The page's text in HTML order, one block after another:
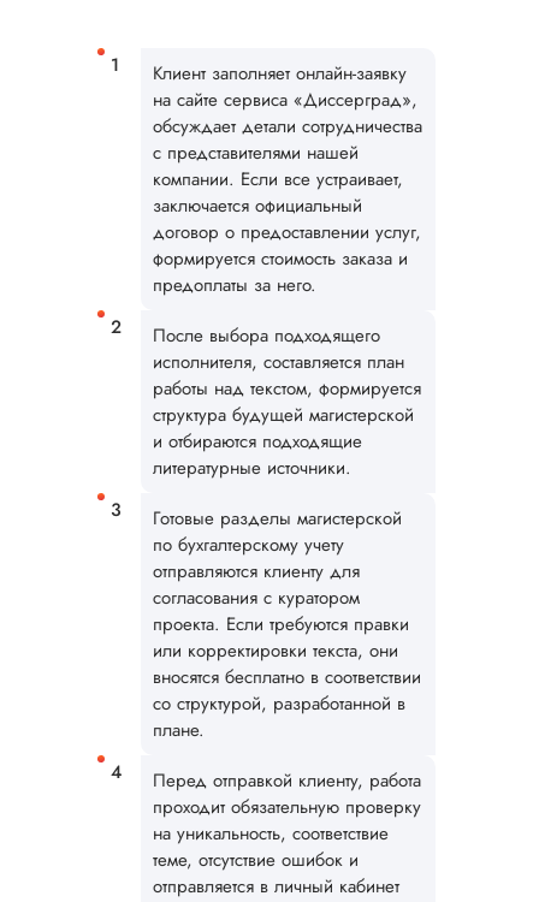
Клиент заполняет онлайн-заявку
на сайте сервиса «Диссерград»,
обсуждает детали сотрудничества
с представителями нашей
компании. Если все устраивает,
заключается официальный
договор о предоставлении услуг,
формируется стоимость заказа и
предоплаты за него.
После выбора подходящего
исполнителя, составляется план
работы над текстом, формируется
структура будущей магистерской
и отбираются подходящие
литературные источники.
Готовые разделы магистерской
по бухгалтерскому учету
отправляются клиенту для
согласования с куратором
проекта. Если требуются правки
или корректировки текста, они
вносятся бесплатно в соответствии
со структурой, разработанной в
плане.
Перед отправкой клиенту, работа
проходит обязательную проверку
на уникальность, соответствие
теме, отсутствие ошибок и
отправляется в личный кабинет
Магистерскую
диссертацию по
теоретической
сроки, указанные
понравилась
исследования,
оформление
наличие
между основными
диссертации
Дата:
наконец-то здесь